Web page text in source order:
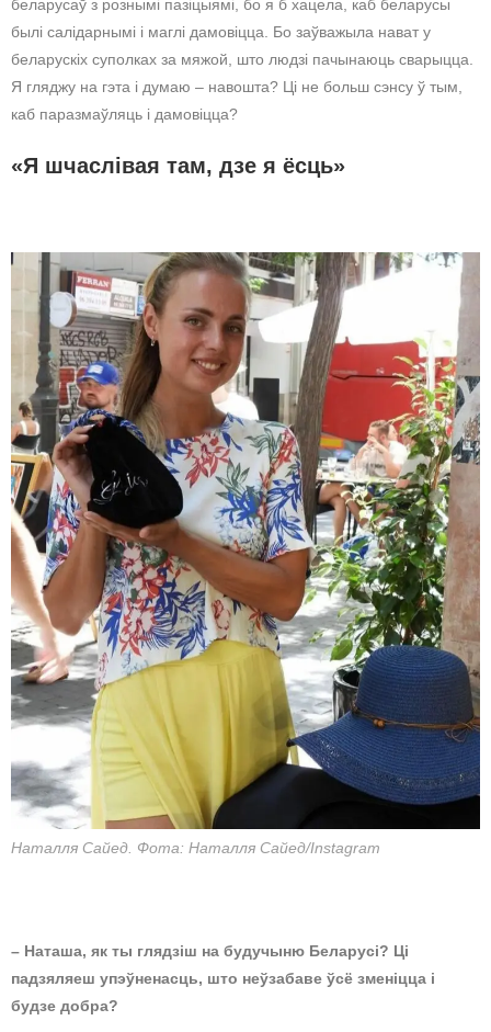
беларусаў з рознымі пазіцыямі, бо я б хацела, каб беларусы
былі салідарнымі і маглі дамовіцца. Бо заўважыла нават у
беларускіх суполках за мяжой, што людзі пачынаюць сварыцца.
Я гляджу на гэта і думаю – навошта? Ці не больш сэнсу ў тым,
каб паразмаўляць і дамовіцца?
«Я шчаслівая там, дзе я ёсць»
Наталля Сайед. Фота: Наталля Сайед/Instagram
– Наташа, як ты глядзіш на будучыню Беларусі? Ці
падзяляеш упэўненасць, што неўзабаве ўсё зменіцца і
будзе добра?